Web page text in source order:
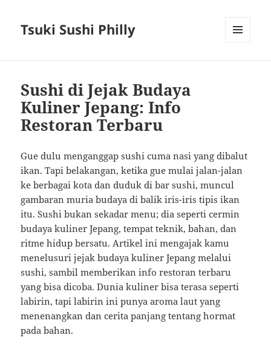
Tsuki Sushi Philly
Sushi di Jejak Budaya
Kuliner Jepang: Info
Restoran Terbaru
Gue dulu menganggap sushi cuma nasi yang dibalut
ikan. Tapi belakangan, ketika gue mulai jalan-jalan
ke berbagai kota dan duduk di bar sushi, muncul
gambaran muria budaya di balik iris-iris tipis ikan
itu. Sushi bukan sekadar menu; dia seperti cermin
budaya kuliner Jepang, tempat teknik, bahan, dan
ritme hidup bersatu. Artikel ini mengajak kamu
menelusuri jejak budaya kuliner Jepang melalui
sushi, sambil memberikan info restoran terbaru
yang bisa dicoba. Dunia kuliner bisa terasa seperti
labirin, tapi labirin ini punya aroma laut yang
menenangkan dan cerita panjang tentang hormat
pada bahan.